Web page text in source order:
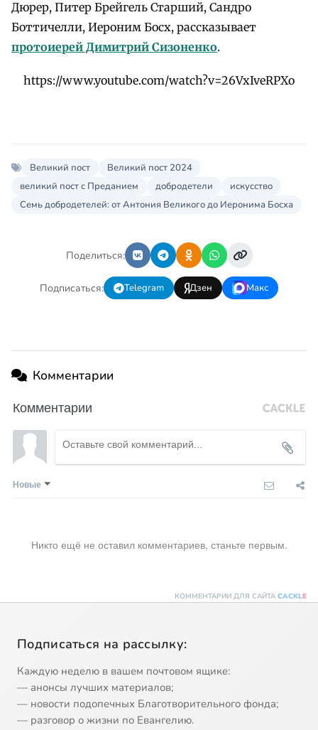
Дюрер, Питер Брейгель Старший, Сандро
Боттичелли, Иероним Босх, рассказывает
протоиерей Димитрий Сизоненко.
https://www.youtube.com/watch?v=26VxIveRPXo
Великий пост
Великий пост 2024
великий пост с Преданием
добродетели
искусство
Семь добродетелей: от Антония Великого до Иеронима Босха
Поделиться:
Подписаться: Telegram Дзен Макс
Комментарии
Комментарии
Новые
Никто ещё не оставил комментариев, станьте первым.
КОММЕНТАРИИ ДЛЯ САЙТА CACKLE
Подписаться на рассылку:
Каждую неделю в вашем почтовом ящике:
— анонсы лучших материалов;
— новости подопечных Благотворительного фонда;
— разговор о жизни по Евангелию.